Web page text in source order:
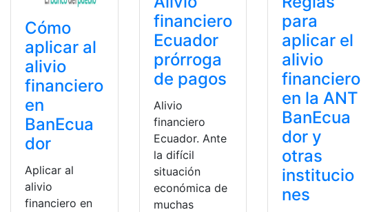
Cómo
aplicar al
alivio
financiero
en
BanEcua
dor
Aplicar al
alivio
financiero en
financiero
Ecuador
prórroga
de pagos
Alivio
financiero
Ecuador. Ante
la difícil
situación
económica de
muchas
para
aplicar el
alivio
financiero
en la ANT
BanEcua
dor y
otras
institucio
nes